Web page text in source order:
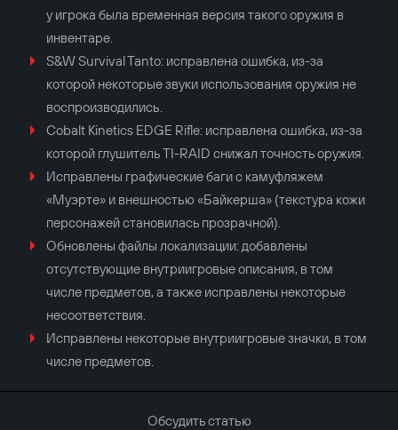
у игрока была временная версия такого оружия в
инвентаре.
S&W Survival Tanto: исправлена ошибка, из-за
которой некоторые звуки использования оружия не
воспроизводились.
Cobalt Kinetics EDGE Rifle: исправлена ошибка, из-за
которой глушитель TI-RAID снижал точность оружия.
Исправлены графические баги с камуфляжем
«Муэрте» и внешностью «Байкерша» (текстура кожи
персонажей становилась прозрачной).
Обновлены файлы локализации: добавлены
отсутствующие внутриигровые описания, в том
числе предметов, а также исправлены некоторые
несоответствия.
Исправлены некоторые внутриигровые значки, в том
числе предметов.
Обсудить статью